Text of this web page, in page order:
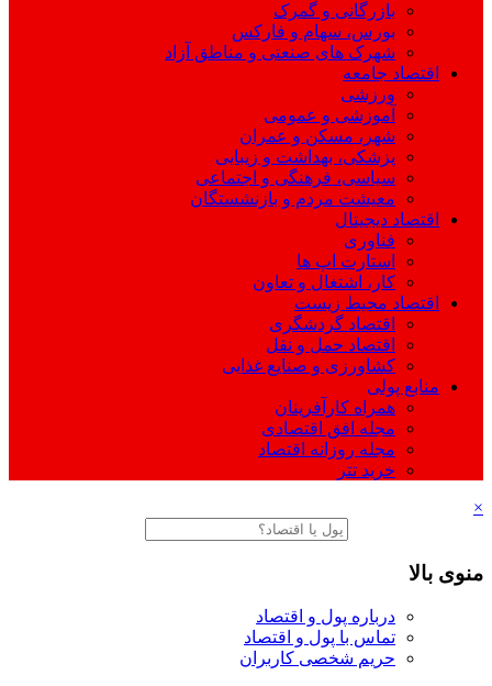
بازرگانی و گمرک
بورس، سهام و فارکس
شهرک های صنعتی و مناطق آزاد
اقتصاد جامعه
ورزشی
آموزشی و عمومی
شهر، مسکن و عمران
پزشکی، بهداشت و زیبایی
سیاسی، فرهنگی و اجتماعی
معیشت مردم و بازنشستگان
اقتصاد دیجیتال
فناوری
استارت اپ ها
کار، اشتغال و تعاون
اقتصاد محیط زیست
اقتصاد گردشگری
اقتصاد حمل و نقل
کشاورزی و صنایع غذایی
منابع پولی
همراه کارآفرینان
مجله افق اقتصادی
مجله روزانه اقتصاد
خرید تتر
×
منوی بالا
درباره پول و اقتصاد
تماس با پول و اقتصاد
حریم شخصی کاربران